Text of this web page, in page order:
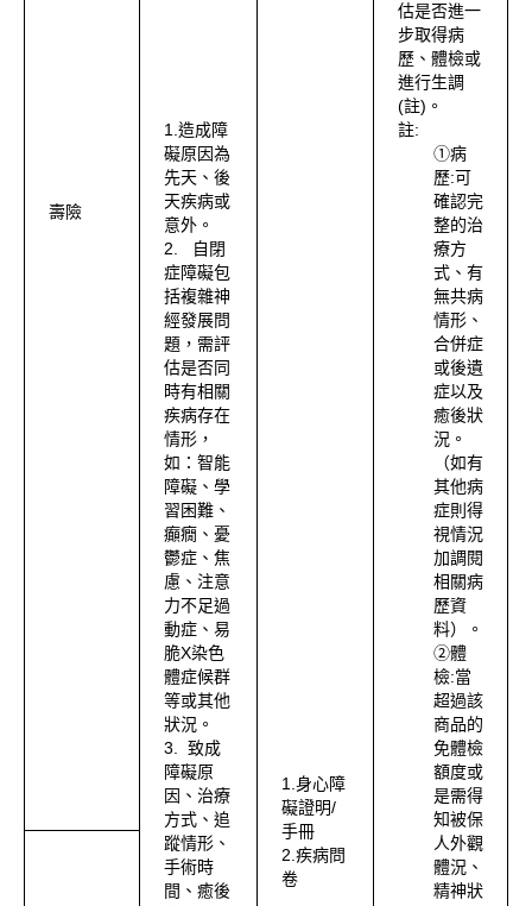
壽險
1.造成障
礙原因為
先天、後
天疾病或
意外。
2. 自閉
症障礙包
括複雜神
經發展問
題，需評
估是否同
時有相關
疾病存在
情形，
如：智能
障礙、學
習困難、
癲癇、憂
鬱症、焦
慮、注意
力不足過
動症、易
脆X染色
體症候群
等或其他
狀況。
3. 致成
障礙原
因、治療
方式、追
蹤情形、
手術時
間、癒後
1.身心障
礙證明/
手冊
2.疾病問
卷
估是否進一
步取得病
歷、體檢或
進行生調
(註)。
註:
①病
歷:可
確認完
整的治
療方
式、有
無共病
情形、
合併症
或後遺
症以及
癒後狀
況。
（如有
其他病
症則得
視情況
加調閱
相關病
歷資
料）。
②體
檢:當
超過該
商品的
免體檢
額度或
是需得
知被保
人外觀
體況、
精神狀